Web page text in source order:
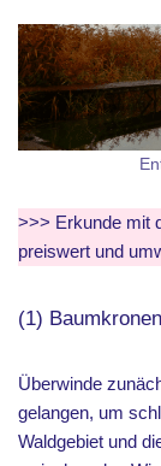
>>> Erkunde mit
preiswert und
(1)
Überwinde
gelangen, um
Waldgebiet und